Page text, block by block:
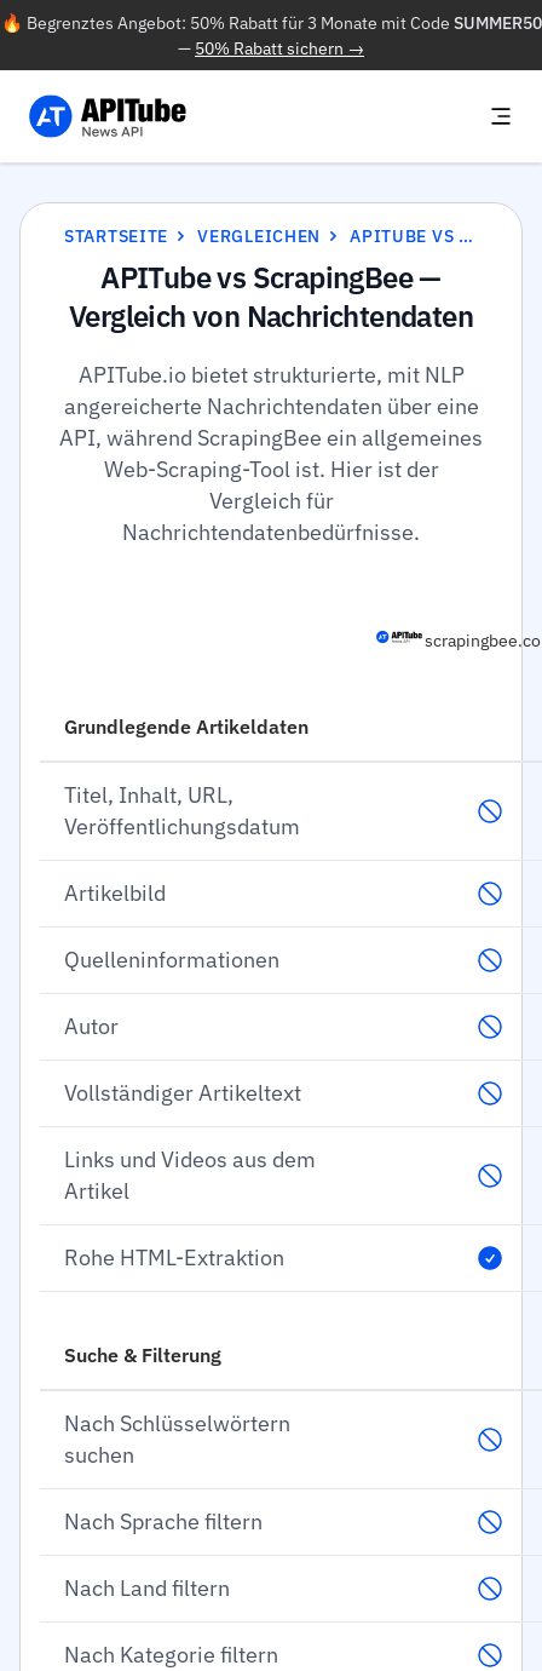
🔥 Begrenztes Angebot: 50% Rabatt für 3 Monate mit Code SUMMER50
— 50% Rabatt sichern →
STARTSEITE VERGLEICHEN APITUBE VS SCRAPINGBEE
APITube vs ScrapingBee —
Vergleich von Nachrichtendaten
APITube.io bietet strukturierte, mit NLP
angereicherte Nachrichtendaten über eine
API, während ScrapingBee ein allgemeines
Web-Scraping-Tool ist. Hier ist der
Vergleich für
Nachrichtendatenbedürfnisse.
Grundlegende Artikeldaten
Titel, Inhalt, URL,
Veröffentlichungsdatum
Artikelbild
Quelleninformationen
Autor
Vollständiger Artikeltext
Links und Videos aus dem
Artikel
Rohe HTML-Extraktion
Suche & Filterung
Nach Schlüsselwörtern
suchen
Nach Sprache filtern
Nach Land filtern
Nach Kategorie filtern